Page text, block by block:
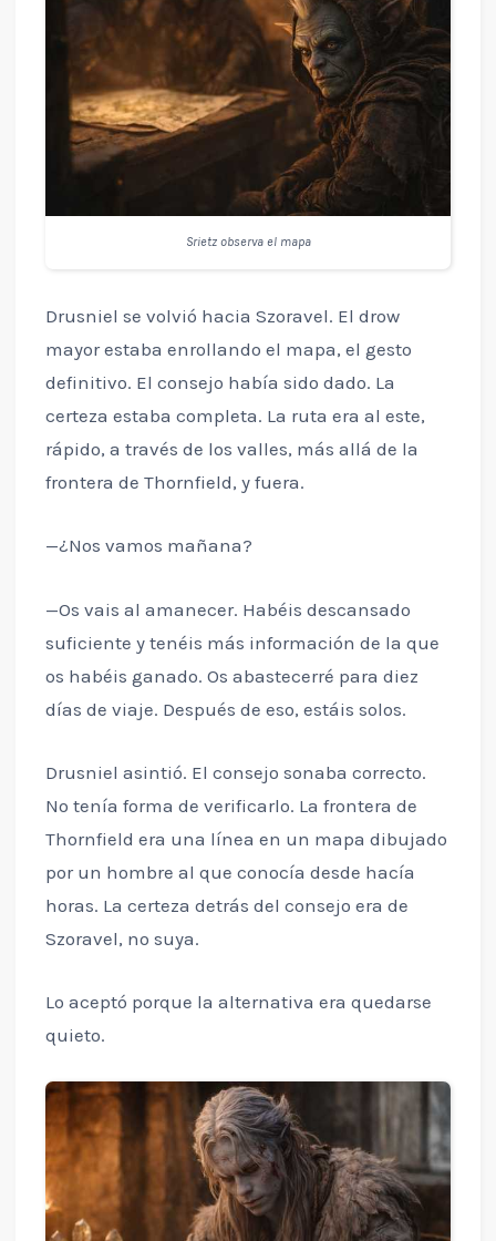
Srietz observa el mapa
Drusniel se volvió hacia Szoravel. El drow
mayor estaba enrollando el mapa, el gesto
definitivo. El consejo había sido dado. La
certeza estaba completa. La ruta era al este,
rápido, a través de los valles, más allá de la
frontera de Thornfield, y fuera.
—¿Nos vamos mañana?
—Os vais al amanecer. Habéis descansado
suficiente y tenéis más información de la que
os habéis ganado. Os abastecerré para diez
días de viaje. Después de eso, estáis solos.
Drusniel asintió. El consejo sonaba correcto.
No tenía forma de verificarlo. La frontera de
Thornfield era una línea en un mapa dibujado
por un hombre al que conocía desde hacía
horas. La certeza detrás del consejo era de
Szoravel, no suya.
Lo aceptó porque la alternativa era quedarse
quieto.